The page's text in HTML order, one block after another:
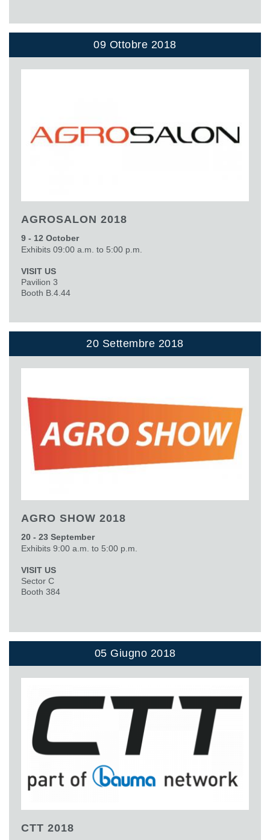
09 Ottobre 2018
AGROSALON 2018
9 - 12 October
Exhibits 09:00 a.m. to 5:00 p.m.
VISIT US
Pavilion 3
Booth B.4.44
20 Settembre 2018
AGRO SHOW 2018
20 - 23 September
Exhibits 9:00 a.m. to 5:00 p.m.
VISIT US
Sector C
Booth 384
05 Giugno 2018
CTT 2018